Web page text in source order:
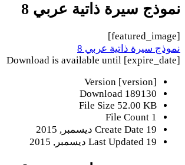
نموذج سيرة ذاتية عربي 8
[featured_image]
نموذج سيرة ذاتية عربي 8
Download is available until [expire_date]
Version [version]
Download 189130
File Size 52.00 KB
File Count 1
Create Date 19 ديسمبر, 2015
Last Updated 19 ديسمبر, 2015